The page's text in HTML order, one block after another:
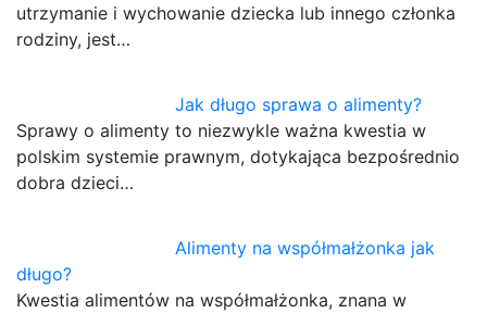
utrzymanie i wychowanie dziecka lub innego członka
rodziny, jest…
Jak długo sprawa o alimenty?
Sprawy o alimenty to niezwykle ważna kwestia w
polskim systemie prawnym, dotykająca bezpośrednio
dobra dzieci…
Alimenty na współmałżonka jak
długo?
Kwestia alimentów na współmałżonka, znana w